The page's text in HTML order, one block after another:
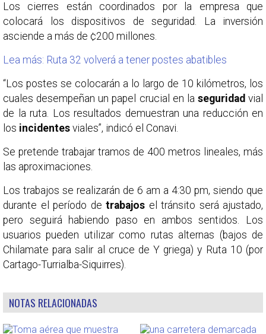
Los cierres están coordinados por la empresa que
colocará los dispositivos de seguridad. La inversión
asciende a más de ¢200 millones.
Lea más: Ruta 32 volverá a tener postes abatibles
“Los postes se colocarán a lo largo de 10 kilómetros, los
cuales desempeñan un papel crucial en la seguridad vial
de la ruta. Los resultados demuestran una reducción en
los incidentes viales”, indicó el Conavi.
Se pretende trabajar tramos de 400 metros lineales, más
las aproximaciones.
Los trabajos se realizarán de 6 am a 4:30 pm, siendo que
durante el período de trabajos el tránsito será ajustado,
pero seguirá habiendo paso en ambos sentidos. Los
usuarios pueden utilizar como rutas alternas (bajos de
Chilamate para salir al cruce de Y griega) y Ruta 10 (por
Cartago-Turrialba-Siquirres).
NOTAS RELACIONADAS